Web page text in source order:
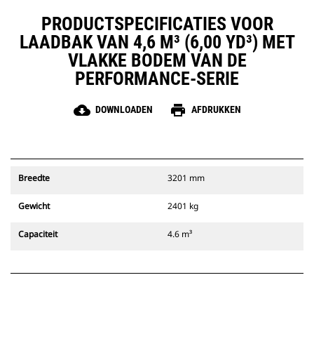
PRODUCTSPECIFICATIES VOOR
LAADBAK VAN 4,6 M³ (6,00 YD³) MET
VLAKKE BODEM VAN DE
PERFORMANCE-SERIE
cloud_download DOWNLOADEN print AFDRUKKEN
Breedte 3201 mm
Gewicht 2401 kg
Capaciteit 4.6 m³